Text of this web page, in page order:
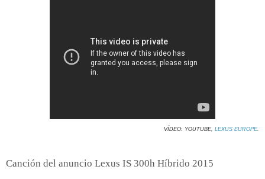
VÍDEO: YOUTUBE, LEXUS EUROPE
Canción del anuncio Lexus IS 300h Híbrido 2015